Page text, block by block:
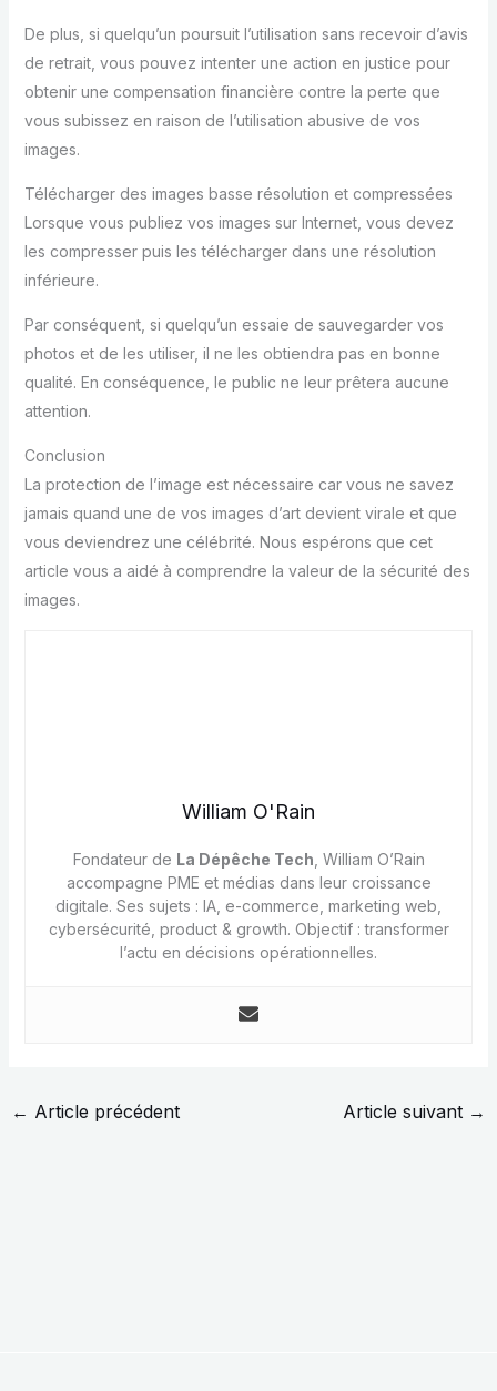
De plus, si quelqu’un poursuit l’utilisation sans recevoir d’avis
de retrait, vous pouvez intenter une action en justice pour
obtenir une compensation financière contre la perte que
vous subissez en raison de l’utilisation abusive de vos
images.
Télécharger des images basse résolution et compressées
Lorsque vous publiez vos images sur Internet, vous devez
les compresser puis les télécharger dans une résolution
inférieure.
Par conséquent, si quelqu’un essaie de sauvegarder vos
photos et de les utiliser, il ne les obtiendra pas en bonne
qualité. En conséquence, le public ne leur prêtera aucune
attention.
Conclusion
La protection de l’image est nécessaire car vous ne savez
jamais quand une de vos images d’art devient virale et que
vous deviendrez une célébrité. Nous espérons que cet
article vous a aidé à comprendre la valeur de la sécurité des
images.
William O'Rain
Fondateur de La Dépêche Tech , William O’Rain
accompagne PME et médias dans leur croissance
digitale. Ses sujets : IA, e-commerce, marketing web,
cybersécurité, product & growth. Objectif : transformer
l’actu en décisions opérationnelles.
← Article précédent Article suivant →